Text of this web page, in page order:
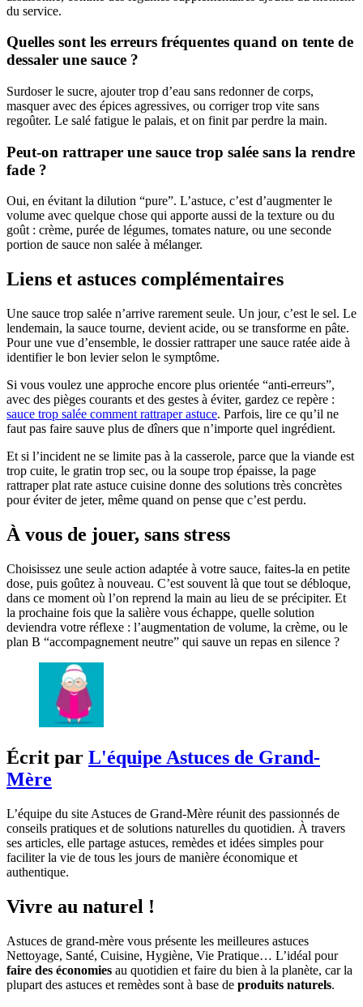
du service.
Quelles sont les erreurs fréquentes quand on tente de
dessaler une sauce ?
Surdoser le sucre, ajouter trop d’eau sans redonner de corps,
masquer avec des épices agressives, ou corriger trop vite sans
regoûter. Le salé fatigue le palais, et on finit par perdre la main.
Peut-on rattraper une sauce trop salée sans la rendre
fade ?
Oui, en évitant la dilution “pure”. L’astuce, c’est d’augmenter le
volume avec quelque chose qui apporte aussi de la texture ou du
goût : crème, purée de légumes, tomates nature, ou une seconde
portion de sauce non salée à mélanger.
Liens et astuces complémentaires
Une sauce trop salée n’arrive rarement seule. Un jour, c’est le sel. Le
lendemain, la sauce tourne, devient acide, ou se transforme en pâte.
Pour une vue d’ensemble, le dossier rattraper une sauce ratée aide à
identifier le bon levier selon le symptôme.
Si vous voulez une approche encore plus orientée “anti-erreurs”,
avec des pièges courants et des gestes à éviter, gardez ce repère :
sauce trop salée comment rattraper astuce. Parfois, lire ce qu’il ne
faut pas faire sauve plus de dîners que n’importe quel ingrédient.
Et si l’incident ne se limite pas à la casserole, parce que la viande est
trop cuite, le gratin trop sec, ou la soupe trop épaisse, la page
rattraper plat rate astuce cuisine donne des solutions très concrètes
pour éviter de jeter, même quand on pense que c’est perdu.
À vous de jouer, sans stress
Choisissez une seule action adaptée à votre sauce, faites-la en petite
dose, puis goûtez à nouveau. C’est souvent là que tout se débloque,
dans ce moment où l’on reprend la main au lieu de se précipiter. Et
la prochaine fois que la salière vous échappe, quelle solution
deviendra votre réflexe : l’augmentation de volume, la crème, ou le
plan B “accompagnement neutre” qui sauve un repas en silence ?
Écrit par L'équipe Astuces de Grand-
Mère
L’équipe du site Astuces de Grand-Mère réunit des passionnés de
conseils pratiques et de solutions naturelles du quotidien. À travers
ses articles, elle partage astuces, remèdes et idées simples pour
faciliter la vie de tous les jours de manière économique et
authentique.
Vivre au naturel !
Astuces de grand-mère vous présente les meilleures astuces
Nettoyage, Santé, Cuisine, Hygiène, Vie Pratique… L’idéal pour
faire des économies au quotidien et faire du bien à la planète, car la
plupart des astuces et remèdes sont à base de produits naturels.